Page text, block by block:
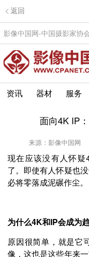
返回
影像中国网-中国摄影家协
资讯 器材 服务
面向4K IP
来源：影像中国网
现在应该没有人怀
了。即使有人怀疑也
必将零落成泥碾作尘。
为什么4K和IP会成为
原因很简单，就是它
像，这也是这些年来